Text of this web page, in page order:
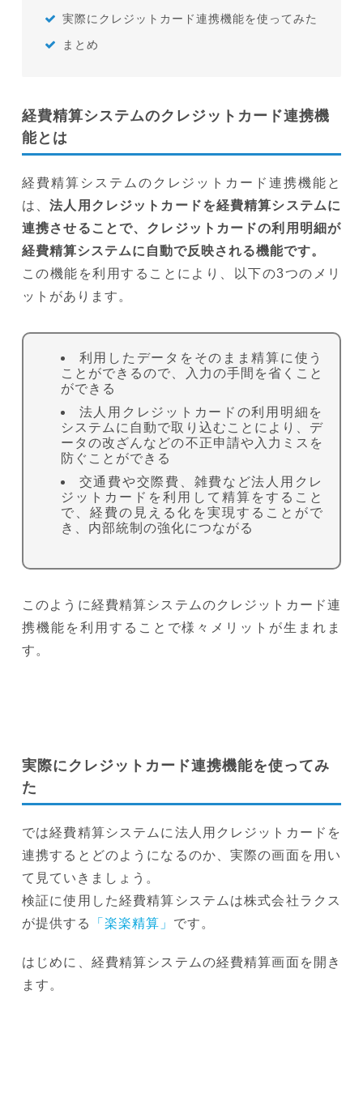
実際にクレジットカード連携機能を使ってみた
まとめ
経費精算システムのクレジットカード連携機
能とは
経費精算システムのクレジットカード連携機能と
は、法人用クレジットカードを経費精算システムに
連携させることで、クレジットカードの利用明細が
経費精算システムに自動で反映される機能です。
この機能を利用することにより、以下の3つのメリ
ットがあります。
利用したデータをそのまま精算に使う
ことができるので、入力の手間を省くこと
ができる
法人用クレジットカードの利用明細を
システムに自動で取り込むことにより、デ
ータの改ざんなどの不正申請や入力ミスを
防ぐことができる
交通費や交際費、雑費など法人用クレ
ジットカードを利用して精算をすること
で、経費の見える化を実現することがで
き、内部統制の強化につながる
このように経費精算システムのクレジットカード連
携機能を利用することで様々メリットが生まれま
す。
実際にクレジットカード連携機能を使ってみ
た
では経費精算システムに法人用クレジットカードを
連携するとどのようになるのか、実際の画面を用い
て見ていきましょう。
検証に使用した経費精算システムは株式会社ラクス
が提供する
「楽楽精算」 です。
はじめに、経費精算システムの経費精算画面を開き
ます。